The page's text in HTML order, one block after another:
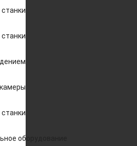
оборудование